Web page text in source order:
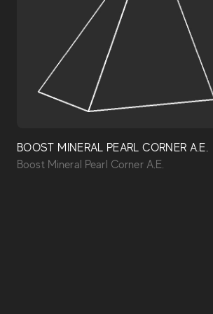
BOOST MINERAL PEARL CORNER A.E.
Boost Mineral Pearl Corner A.E.